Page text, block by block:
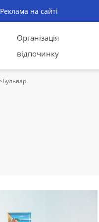
Реклама на сайті
Організація
відпочинку
Бульвар